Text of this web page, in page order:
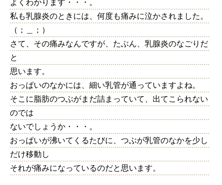
よくわかります・・・。
私も乳腺炎のときには、何度も痛みに泣かされました。
（；＿；）
さて、その痛みなんですが、たぶん、乳腺炎のなごりだ
と
思います。
おっぱいのなかには、細い乳管が通っていますよね。
そこに脂肪のつぶがまだ詰まっていて、出てこられない
のでは
ないでしょうか・・・。
おっぱいが沸いてくるたびに、つぶが乳管のなかを少し
だけ移動し
それが痛みになっているのだと思います。